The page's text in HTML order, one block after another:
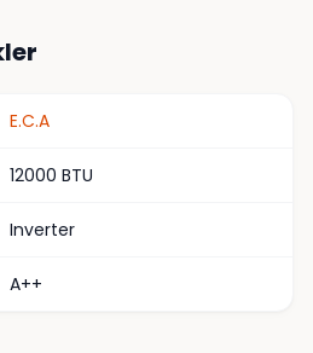
E.C.A
12000 BTU
Inverter
A++